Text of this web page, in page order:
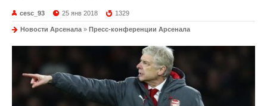
cesc_93 25 янв 2018 1329
Новости Арсенала » Пресс-конференции Арсенала